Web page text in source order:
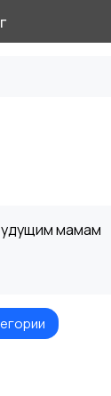
мамам
белье